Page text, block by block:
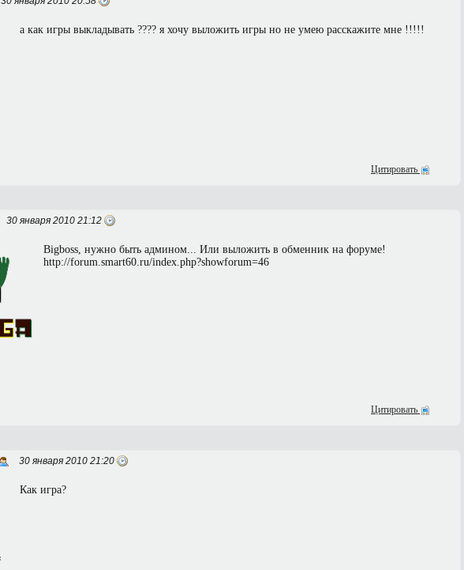
а как игры выкладывать ???? я хочу выложить игры но не умею расскажите мне !!!!!
Цитировать
30 января 2010 21:12
Bigboss, нужно быть админом... Или выложить в обменник на форуме!
http://forum.smart60.ru/index.php?showforum=46
Цитировать
30 января 2010 21:20
Как игра?